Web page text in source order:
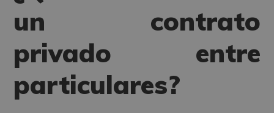
un contrato
privado entre
particulares?